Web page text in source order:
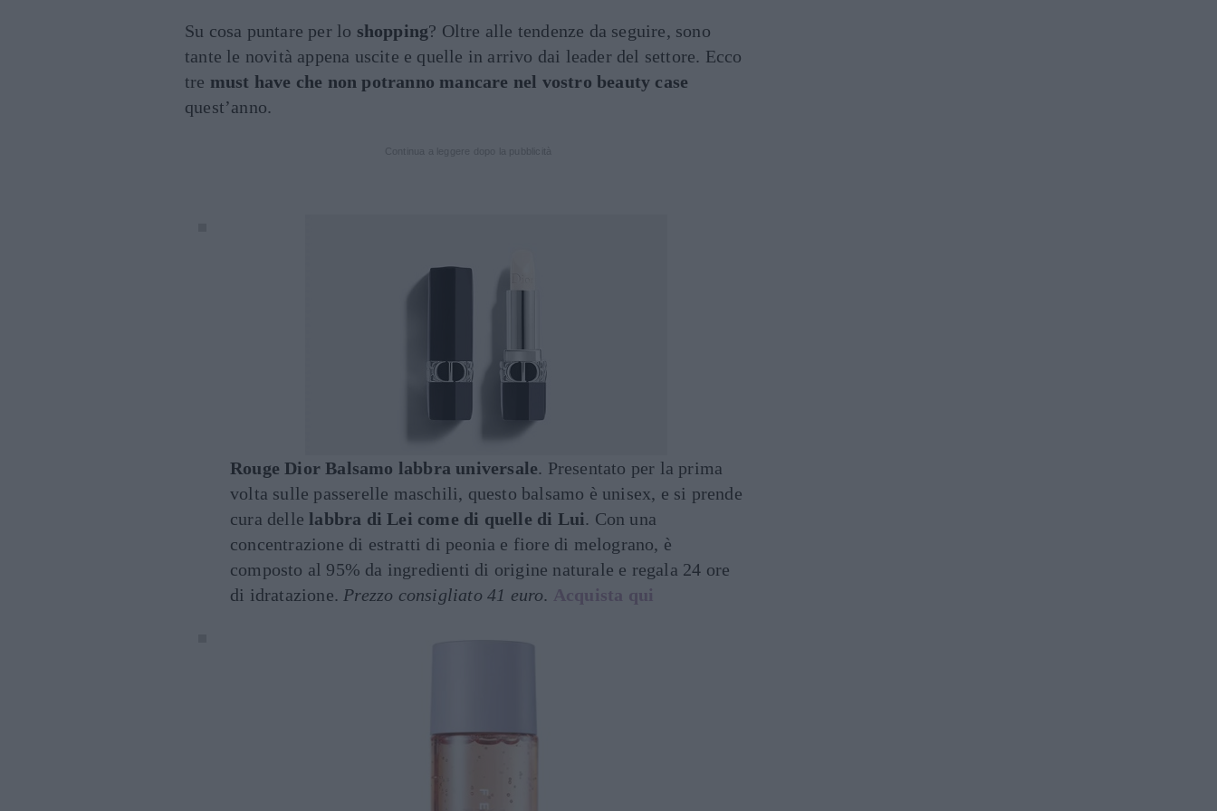
Su cosa puntare per lo shopping? Oltre alle tendenze da seguire, sono
tante le novità appena uscite e quelle in arrivo dai leader del settore. Ecco
tre must have che non potranno mancare nel vostro beauty case
quest’anno.
Rouge Dior Balsamo labbra universale. Presentato per la prima
volta sulle passerelle maschili, questo balsamo è unisex, e si prende
cura delle labbra di Lei come di quelle di Lui. Con una
concentrazione di estratti di peonia e fiore di melograno, è
composto al 95% da ingredienti di origine naturale e regala 24 ore
di idratazione. Prezzo consigliato 41 euro. Acquista qui